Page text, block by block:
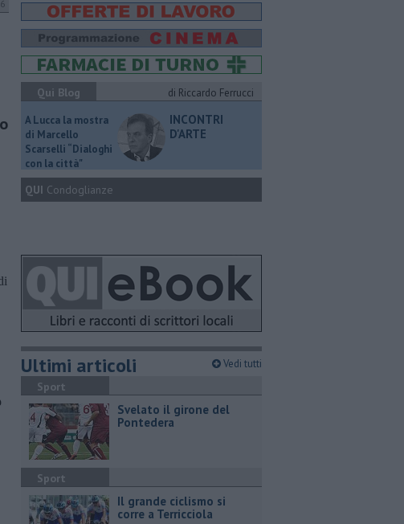
Qui Blog
di Riccardo Ferrucci
A Lucca la mostra
di Marcello
Scarselli “Dialoghi
con la città"
INCONTRI
D'ARTE
QUI Condoglianze
Ultimi articoli Vedi tutti
Sport
Svelato il girone del
Pontedera
Sport
Il grande ciclismo si
corre a Terricciola